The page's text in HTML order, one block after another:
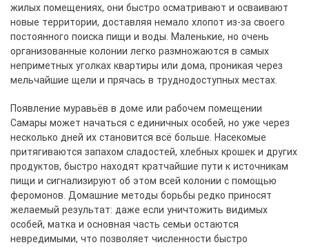
жилых помещениях, они быстро осматривают и осваивают
новые территории, доставляя немало хлопот из-за своего
постоянного поиска пищи и воды. Маленькие, но очень
организованные колонии легко размножаются в самых
неприметных уголках квартиры или дома, проникая через
мельчайшие щели и прячась в труднодоступных местах.
Появление муравьёв в доме или рабочем помещении
Самары может начаться с единичных особей, но уже через
несколько дней их становится всё больше. Насекомые
притягиваются запахом сладостей, хлебных крошек и других
продуктов, быстро находят кратчайшие пути к источникам
пищи и сигнализируют об этом всей колонии с помощью
феромонов. Домашние методы борьбы редко приносят
желаемый результат: даже если уничтожить видимых
особей, матка и основная часть семьи остаются
невредимыми, что позволяет численности быстро